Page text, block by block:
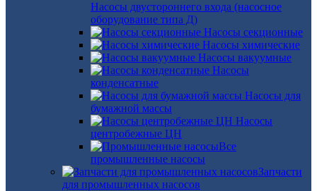
Насосы двустороннего входа (насосное
оборудование типа Д)
Насосы секционные
Насосы химические
Насосы вакуумные
Насосы
конденсатные
Насосы для
бумажной массы
Насосы
центробежные ЦН
Все
промышленные насосы
Запчасти
для промышленных насосов